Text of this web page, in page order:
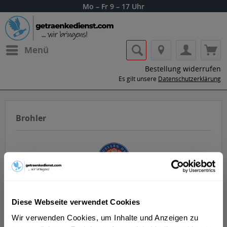
Diese Webseite verwendet Cookies
Wir verwenden Cookies, um Inhalte und Anzeigen zu
Mo – Fr 9 – 17 Uhr
Menü
Bestellung widerrufen
Es gilt unsere Datenschutzerklärung
Brohler
Getränke von Brohler nach Hause oder ins